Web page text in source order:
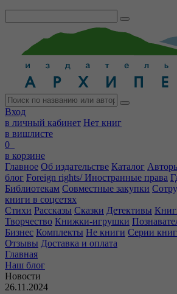
Вход
в личный кабинет Нет книг
в вишлисте
0
в корзине
Главное Об издательстве Каталог
блог Foreign rights/ Иностранные права
Библиотекам Совместные закупки
книги в соцсетях
Стихи Рассказы Сказки Детективы
Творчество Книжки-игрушки
Бизнес Комплекты Не книги Серии книг
Отзывы Доставка и оплата
Главная
Наш блог
Новости
26.11.2024